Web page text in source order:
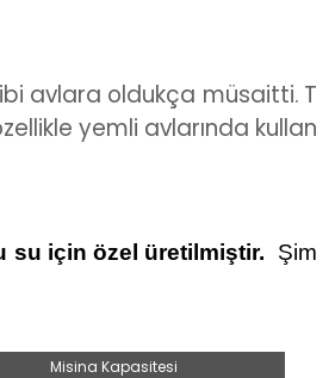
avlara oldukça müsaitti. T
yemli avlarında kullan
su için özel üretilmiştir.
Şim
Misina Kapasitesi